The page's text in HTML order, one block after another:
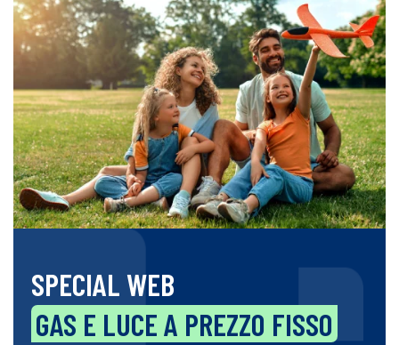
SPECIAL WEB
GAS E LUCE A PREZZO FISSO